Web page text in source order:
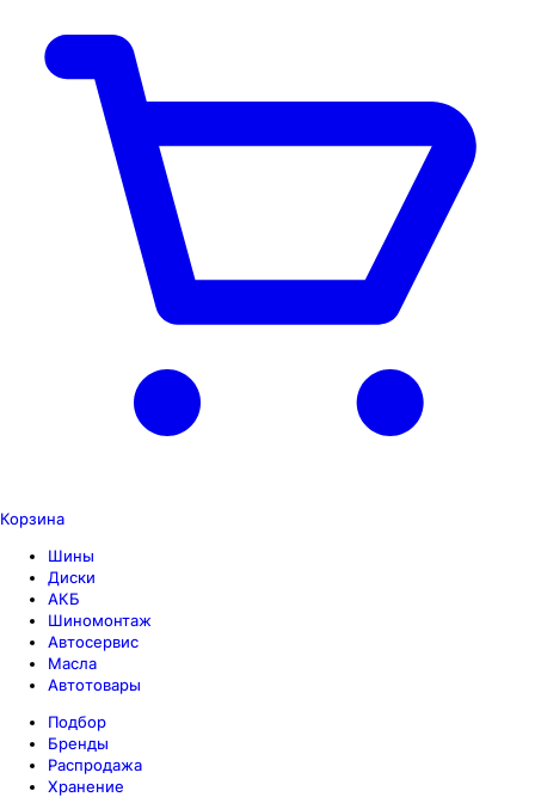
Корзина
Шины
Диски
АКБ
Шиномонтаж
Автосервис
Масла
Автотовары
Подбор
Бренды
Распродажа
Хранение